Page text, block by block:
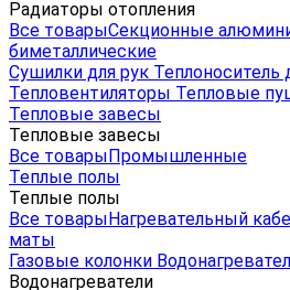
Радиаторы отопления
Все товарыСекционные
биметаллические
Сушилки для рук Теплоноситель
Тепловентиляторы Тепловые
Тепловые завесы
Тепловые завесы
Все товарыПромышленные
Теплые полы
Теплые полы
Все товарыНагревательный
маты
Газовые колонки
Водонагреватели